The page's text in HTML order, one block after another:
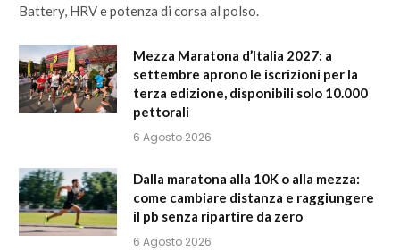
Battery, HRV e potenza di corsa al polso.
Mezza Maratona d’Italia 2027: a
settembre aprono le iscrizioni per la
terza edizione, disponibili solo 10.000
pettorali
6 Agosto 2026
Dalla maratona alla 10K o alla mezza:
come cambiare distanza e raggiungere
il pb senza ripartire da zero
6 Agosto 2026